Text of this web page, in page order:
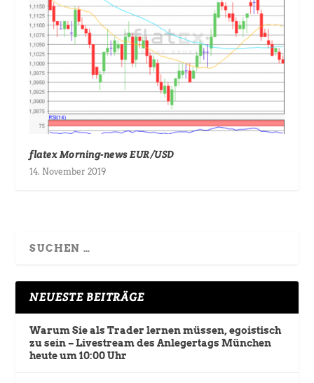
flatex Morning-news EUR/USD
14. November 2019
NEUESTE BEITRÄGE
Warum Sie als Trader lernen müssen, egoistisch
zu sein – Livestream des Anlegertags München
heute um 10:00 Uhr